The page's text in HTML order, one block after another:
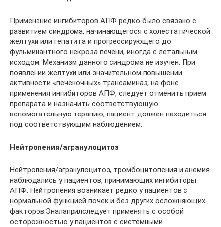
Применение ингибиторов АПФ редко было связано с
развитием синдрома, начинающегося с холестатической
желтухи или гепатита и прогрессирующего до
фульминантного некроза печени, иногда с летальным
исходом. Механизм данного синдрома не изучен. При
появлении желтухи или значительном повышении
активности «печеночных» трансаминаз, на фоне
применения ингибиторов АПФ, следует отменить прием
препарата и назначить соответствующую
вспомогательную терапию; пациент должен находиться
под соответствующим наблюдением.
Нейтропения/агранулоцитоз
Нейтропения/агранулоцитоз, тромбоцитопения и анемия
наблюдались у пациентов, принимающих ингибиторы
АПФ. Нейтропения возникает редко у пациентов с
нормальной функцией почек и без других осложняющих
факторов.Эналаприлследует применять с особой
осторожностью у пациентов с системными